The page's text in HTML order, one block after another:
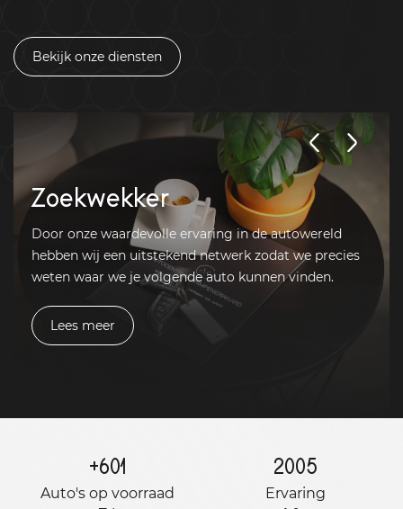
Bekijk onze diensten
Zoekwekker
Door onze waardevolle ervaring in de autowereld
hebben wij een uitstekend netwerk zodat we precies
weten waar we je volgende auto kunnen vinden.
Lees meer
+601
Auto's op voorraad
2005
Ervaring